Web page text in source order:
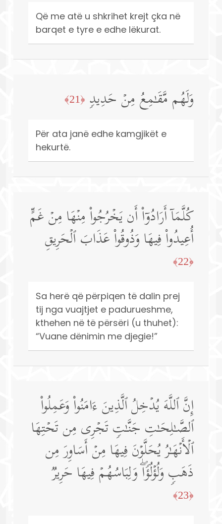
Që me atë u shkrihet krejt çka në
barqet e tyre e edhe lëkurat.
وَلَهُم مَّقَـٰمِعُ مِنۡ حَدِیدࣲ ﴿21﴾
Për ata janë edhe kamgjikët e
hekurtë.
كُلَّمَاۤ أَرَادُوۤا۟ أَن یَخۡرُجُوا۟ مِنۡهَا مِنۡ غَمٍّ
أُعِیدُوا۟ فِیهَا وَذُوقُوا۟ عَذَابَ ٱلۡحَرِیقِ
﴿22﴾
Sa herë që përpiqen të dalin prej
tij nga vuajtjet e padurueshme,
kthehen në të përsëri (u thuhet):
“Vuane dënimin me djegie!”
إِنَّ ٱللَّهَ یُدۡخِلُ ٱلَّذِینَ ءَامَنُوا۟ وَعَمِلُوا۟
ٱلصَّـٰلِحَـٰتِ جَنَّـٰتࣲ تَجۡرِی مِن تَحۡتِهَا
ٱلۡأَنۡهَـٰرُ یُحَلَّوۡنَ فِیهَا مِنۡ أَسَاوِرَ مِن
ذَهَبࣲ وَلُؤۡلُؤࣰاۖ وَلِبَاسُهُمۡ فِیهَا حَرِیرࣱ
﴿23﴾